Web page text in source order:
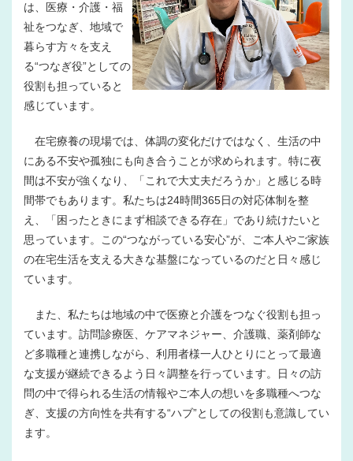
は、医療・介護・福
祉をつなぎ、地域で
暮らす方々を支え
る“つなぎ役”としての
役割も担っていると
感じています。
在宅療養の現場では、体調の変化だけではなく、生活の中
にある不安や孤独にも向き合うことが求められます。特に夜
間は不安が強くなり、「これで大丈夫だろうか」と感じる時
間帯でもあります。私たちは24時間365日の対応体制を整
え、「困ったときにまず相談できる存在」であり続けたいと
思っています。この“つながっている安心”が、ご本人やご家族
の在宅生活を支える大きな基盤になっているのだと日々感じ
ています。
また、私たちは地域の中で医療と介護をつなぐ役割も担っ
ています。訪問診療医、ケアマネジャー、介護職、薬剤師な
ど多職種と連携しながら、利用者様一人ひとりにとって最適
な支援が継続できるよう日々調整を行っています。日々の訪
問の中で得られる生活の情報やご本人の想いを多職種へつな
ぎ、支援の方向性を共有する“ハブ”としての役割も意識してい
ます。